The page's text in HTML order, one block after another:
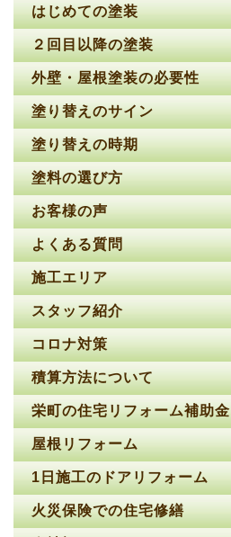
はじめての塗装
２回目以降の塗装
外壁・屋根塗装の必要性
塗り替えのサイン
塗り替えの時期
塗料の選び方
お客様の声
よくある質問
施工エリア
スタッフ紹介
コロナ対策
積算方法について
栄町の住宅リフォーム補助金
屋根リフォーム
1日施工のドアリフォーム
火災保険での住宅修繕